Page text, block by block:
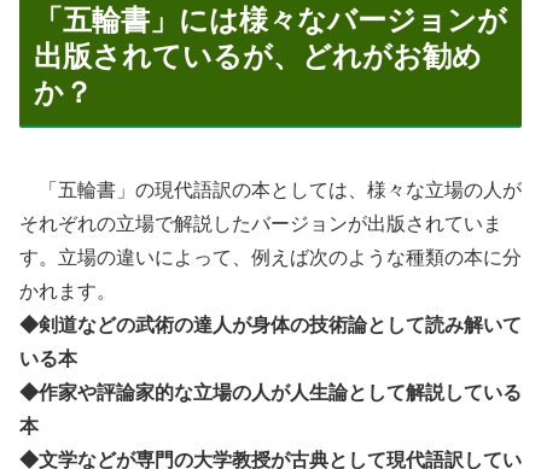
「五輪書」には様々なバージョンが
出版されているが、どれがお勧め
か？
「五輪書」の現代語訳の本としては、様々な立場の人が
それぞれの立場で解説したバージョンが出版されていま
す。立場の違いによって、例えば次のような種類の本に分
かれます。
◆剣道などの武術の達人が身体の技術論として読み解いて
いる本
◆作家や評論家的な立場の人が人生論として解説している
本
◆文学などが専門の大学教授が古典として現代語訳してい